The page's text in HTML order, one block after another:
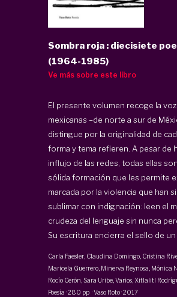
Sombra roja : diecisiete
(1964-1985)
Ve más sobre este libro
El presente volumen recoge la
mexicanas –de norte a sur de
distingue por la originalidad de
forma y tema refieren. A pesar de
influjo de las redes, todas ellas
sólida formación que les permite
marcada por la violencia que han
sublimar con indignación: leen el
crudeza del lenguaje sin nunca
Su escritura encierra el sello de un
Carla Faesler, Claudina Domingo, Cristina
Maricela Guerrero, Minerva Reynosa, Mónica
Rocío Cerón,Sara Uribe, Varios, Xitlalitl
Poesía ·280 pp ·Vaso Roto·2017